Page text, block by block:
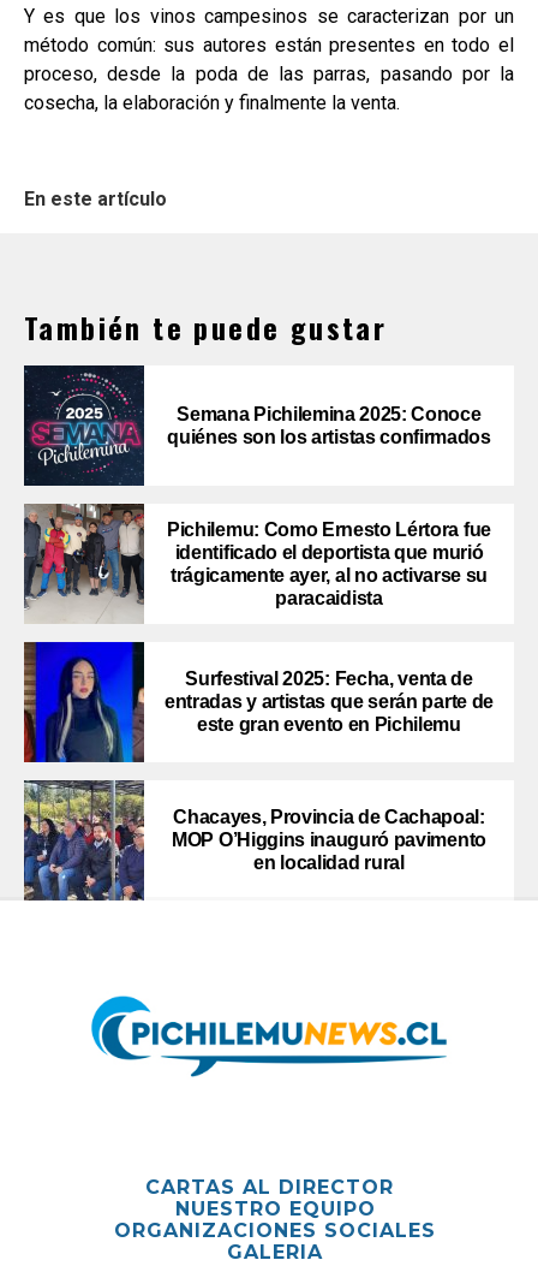
Y es que los vinos campesinos se caracterizan por un
método común: sus autores están presentes en todo el
proceso, desde la poda de las parras, pasando por la
cosecha, la elaboración y finalmente la venta.
En este artículo
También te puede gustar
Semana Pichilemina 2025: Conoce
quiénes son los artistas confirmados
Pichilemu: Como Ernesto Lértora fue
identificado el deportista que murió
trágicamente ayer, al no activarse su
paracaidista
Surfestival 2025: Fecha, venta de
entradas y artistas que serán parte de
este gran evento en Pichilemu
Chacayes, Provincia de Cachapoal:
MOP O’Higgins inauguró pavimento
en localidad rural
CARTAS AL DIRECTOR
NUESTRO EQUIPO
ORGANIZACIONES SOCIALES
GALERIA